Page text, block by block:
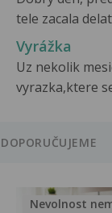
tele zacala
Vyrážka
Uz nekolik
vyrazka,ktere
DOPORUČUJEME